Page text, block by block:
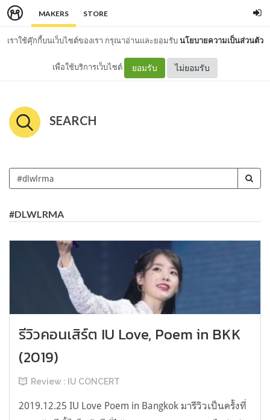
MAKERS STORE
เราใช้คุ๊กกี้บนเว็บไซต์ของเรา กรุณาอ่านและยอมรับนโยบายความเป็นส่วนตัว
เพื่อใช้บริการเว็บไซต์ ยอมรับ ไม่ยอมรับ
SEARCH
#DLWLRMA
รีวิวคอนเสิร์ต IU Love, Poem in BKK
(2019)
Review : IU CONCERT
2019.12.25 IU Love Poem in Bangkok มารีวิวเป็นครั้งที่